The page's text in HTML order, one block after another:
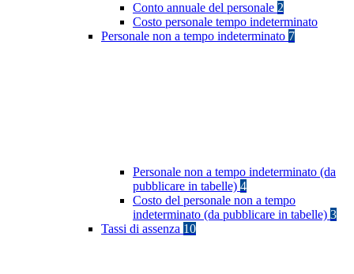
Conto annuale del personale 2
Costo personale tempo indeterminato
Personale non a tempo indeterminato 7
Personale non a tempo indeterminato (da
pubblicare in tabelle) 4
Costo del personale non a tempo
indeterminato (da pubblicare in tabelle) 3
Tassi di assenza 10